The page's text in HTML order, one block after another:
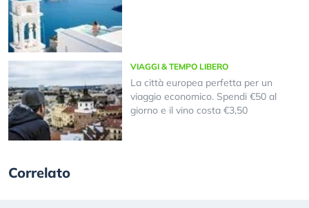
VIAGGI & TEMPO LIBERO
La città europea perfetta per un
viaggio economico. Spendi €50 al
giorno e il vino costa €3,50
Correlato